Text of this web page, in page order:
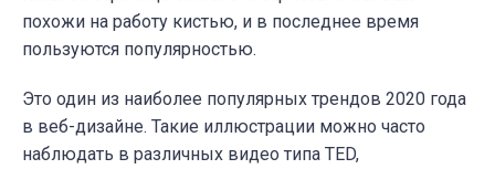
похожи на работу кистью, и в последнее время
пользуются популярностью.
Это один из наиболее популярных трендов 2020 года
в веб-дизайне. Такие иллюстрации можно часто
наблюдать в различных видео типа TED,